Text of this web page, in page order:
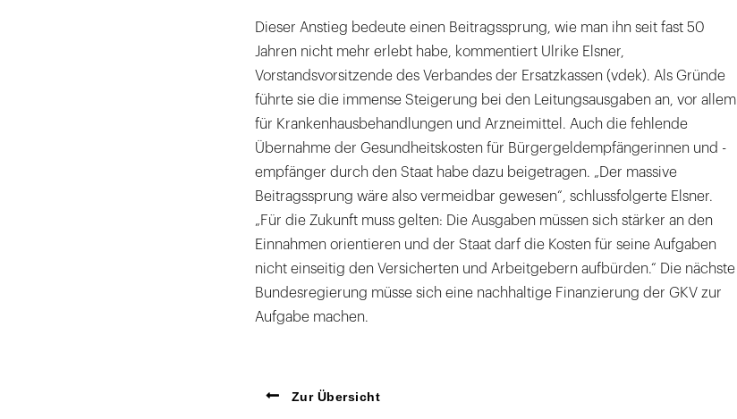
Dieser Anstieg bedeute einen Beitragssprung, wie man ihn seit fast 50
Jahren nicht mehr erlebt habe, kommentiert Ulrike Elsner,
Vorstandsvorsitzende des Verbandes der Ersatzkassen (vdek). Als Gründe
führte sie die immense Steigerung bei den Leitungsausgaben an, vor allem
für Krankenhausbehandlungen und Arzneimittel. Auch die fehlende
Übernahme der Gesundheitskosten für Bürgergeldempfängerinnen und -
empfänger durch den Staat habe dazu beigetragen. „Der massive
Beitragssprung wäre also vermeidbar gewesen“, schlussfolgerte Elsner.
„Für die Zukunft muss gelten: Die Ausgaben müssen sich stärker an den
Einnahmen orientieren und der Staat darf die Kosten für seine Aufgaben
nicht einseitig den Versicherten und Arbeitgebern aufbürden.“ Die nächste
Bundesregierung müsse sich eine nachhaltige Finanzierung der GKV zur
Aufgabe machen.
Zur Übersicht